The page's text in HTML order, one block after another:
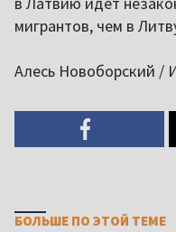
мигрантов, чем в
Алесь Новоборский /
БОЛЬШЕ ПО ЭТОЙ ТЕМЕ